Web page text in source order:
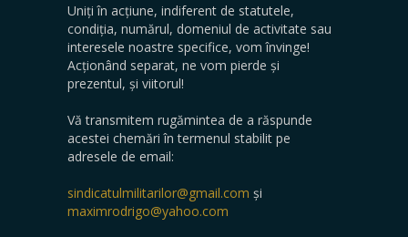
Uniți în acțiune, indiferent de statutele,
condiția, numărul, domeniul de activitate sau
interesele noastre specifice, vom învinge!
Acționând separat, ne vom pierde și
prezentul, și viitorul!
Vă transmitem rugămintea de a răspunde
acestei chemări în termenul stabilit pe
adresele de email:
sindicatulmilitarilor@gmail.com și
maximrodrigo@yahoo.com